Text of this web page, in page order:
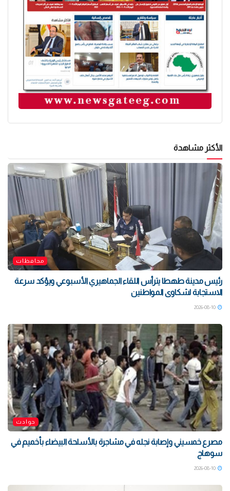
الأكثر مشاهدة
محافظات
رئيس مدينة طهطا يترأس اللقاء الجماهيري الأسبوعي ويؤكد سرعة
الاستجابة لشكاوى المواطنين
حوادث
مصرع خمسيني وإصابة نجله في مشاجرة بالأسلحة البيضاء بأخميم في
سوهاج